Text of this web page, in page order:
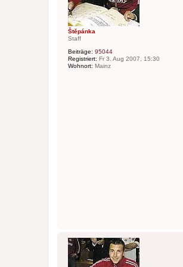
Štěpánka
Staff
Beiträge: 95044
Registriert: Fr 3. Aug 2007, 15:30
Wohnort: Mainz